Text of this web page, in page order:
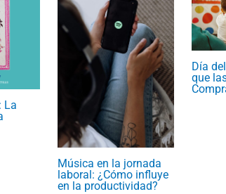
La
Música en la jornada
laboral: ¿Cómo influye
en la productividad?
Día
que